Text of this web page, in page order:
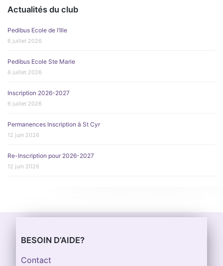
Actualités du club
Pedibus Ecole de l’Ille
6 juillet 2026
Pedibus Ecole Ste Marie
6 juillet 2026
Inscription 2026-2027
6 juillet 2026
Permanences Inscription à St Cyr
12 juin 2026
Re-Inscription pour 2026-2027
12 juin 2026
BESOIN D’AIDE?
Contact